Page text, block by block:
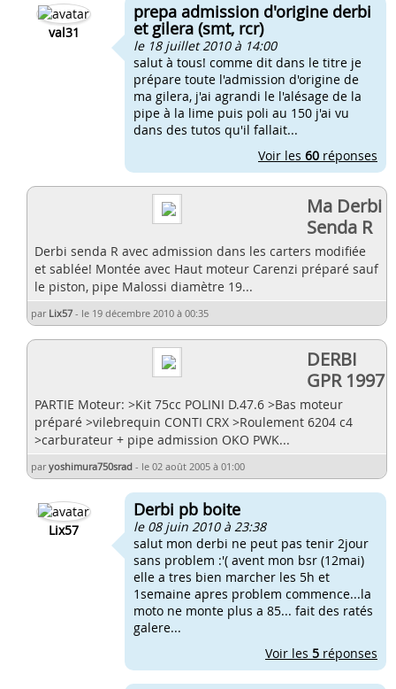
val31
prepa admission d'origine derbi
et gilera (smt, rcr)
le 18 juillet 2010 à 14:00
salut à tous! comme dit dans le titre je
prépare toute l'admission d'origine de
ma gilera, j'ai agrandi le l'alésage de la
pipe à la lime puis poli au 150 j'ai vu
dans des tutos qu'il fallait...
Voir les 60 réponses
Ma Derbi
Senda R
Derbi senda R avec admission dans les carters modifiée
et sablée! Montée avec Haut moteur Carenzi préparé sauf
le piston, pipe Malossi diamètre 19...
par Lix57 - le 19 décembre 2010 à 00:35
DERBI
GPR 1997
PARTIE Moteur: >Kit 75cc POLINI D.47.6 >Bas moteur
préparé >vilebrequin CONTI CRX >Roulement 6204 c4
>carburateur + pipe admission OKO PWK...
paryoshimura750srad - le 02 août 2005 à 01:00
Lix57
Derbi pb boite
le 08 juin 2010 à 23:38
salut mon derbi ne peut pas tenir 2jour
sans problem :'( avent mon bsr (12mai)
elle a tres bien marcher les 5h et
1semaine apres problem commence...la
moto ne monte plus a 85... fait des ratés
galere...
Voir les 5 réponses